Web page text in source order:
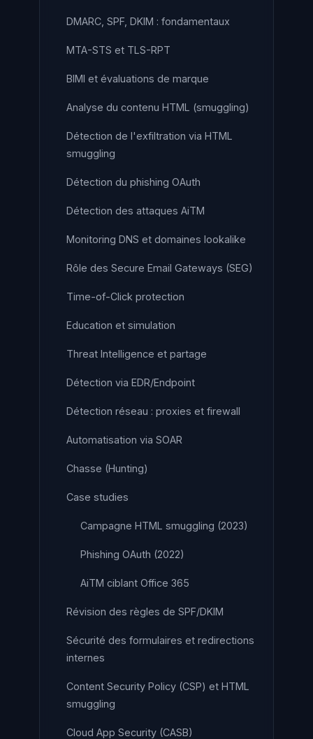
DMARC, SPF, DKIM : fondamentaux
MTA-STS et TLS-RPT
BIMI et évaluations de marque
Analyse du contenu HTML (smuggling)
Détection de l'exfiltration via HTML
smuggling
Détection du phishing OAuth
Détection des attaques AiTM
Monitoring DNS et domaines lookalike
Rôle des Secure Email Gateways (SEG)
Time-of-Click protection
Education et simulation
Threat Intelligence et partage
Détection via EDR/Endpoint
Détection réseau : proxies et firewall
Automatisation via SOAR
Chasse (Hunting)
Case studies
Campagne HTML smuggling (2023)
Phishing OAuth (2022)
AiTM ciblant Office 365
Révision des règles de SPF/DKIM
Sécurité des formulaires et redirections
internes
Content Security Policy (CSP) et HTML
smuggling
Cloud App Security (CASB)